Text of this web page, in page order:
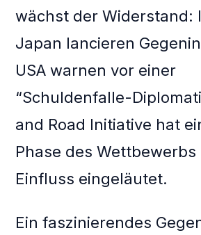
wächst der Widerstand:
Japan lancieren
USA warnen vor einer
“Schuldenfalle-
and Road Initiative hat
Phase des
Einfluss eingeläutet.
Ein faszinierendes